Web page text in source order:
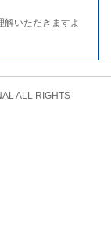
いただきますよ